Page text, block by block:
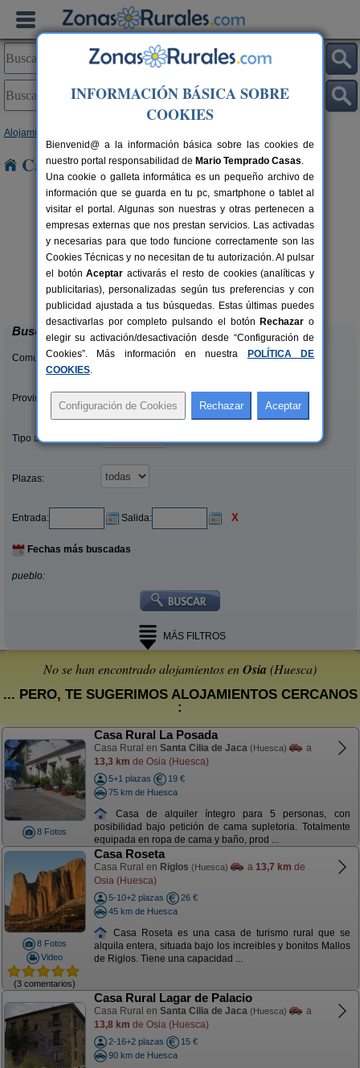
Alojamientos
Casas Rurales cerca de Osia
6 pers.
desde25 €
Camping Alquézar
Alquézar (Huesca)
Buscar
Comunidades:
Provincias/Islas:
Tipo alquiler:
Plazas:
Entrada: Salida: X
Fechas más buscadas
pueblo:
MÁS FILTROS
No se han encontrado alojamientos enOsia (Huesca)
... PERO, TE SUGERIMOS ALOJAMIENTOS CERCANOS
:
8 Fotos
Casa Rural La Posada
Casa Rural en Santa Cilia de Jaca (Huesca)
a
13,3 km de Osia (Huesca)
5+1 plazas
19 €
75 km de Huesca
Casa de alquiler íntegro para 5 personas, con
posibilidad bajo petición de cama supletoria. Totalmente
equipada en ropa de cama y baño, prod ...
8 Fotos
Video
(3 comentarios)
Casa Roseta
Casa Rural en Riglos (Huesca) a 13,7 km de
Osia (Huesca)
5-10+2 plazas
26 €
45 km de Huesca
Casa Roseta es una casa de turismo rural que se
alquila entera, situada bajo los increibles y bonitos Mallos
de Riglos. Tiene una capacidad ...
Casa Rural Lagar de Palacio
Casa Rural en Santa Cilia de Jaca (Huesca)
a
13,8 km de Osia (Huesca)
2-16+2 plazas
15 €
90 km de Huesca
INFORMACIÓN BÁSICA SOBRE
COOKIES
Bienvenid@ a la información básica sobre las cookies de
nuestro portal responsabilidad de Mario Temprado Casas.
Una cookie o galleta informática es un pequeño archivo de
información que se guarda en tu pc, smartphone o tablet al
visitar el portal. Algunas son nuestras y otras pertenecen a
empresas externas que nos prestan servicios. Las activadas
y necesarias para que todo funcione correctamente son las
Cookies Técnicas y no necesitan de tu autorización. Al pulsar
el botónAceptar activarás el resto de cookies (analíticas y
publicitarias), personalizadas según tus preferencias y con
publicidad ajustada a tus búsquedas. Estas últimas puedes
desactivarlas por completo pulsando el botón Rechazar o
elegir su activación/desactivación desde “Configuración de
Cookies”. Más información en nuestra
POLÍTICA DE
COOKIES.